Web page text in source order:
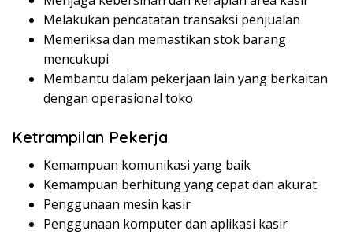
Melakukan pencatatan transaksi penjualan
Memeriksa dan memastikan stok barang
mencukupi
Membantu dalam pekerjaan lain yang berkaitan
dengan operasional toko
Ketrampilan Pekerja
Kemampuan komunikasi yang baik
Kemampuan berhitung yang cepat dan akurat
Penggunaan mesin kasir
Penggunaan komputer dan aplikasi kasir